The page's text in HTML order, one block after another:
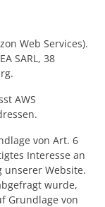
Web Services).
SARL, 38
AWS
von Art. 6
Interesse an
unserer Website.
wurde,
Grundlage von